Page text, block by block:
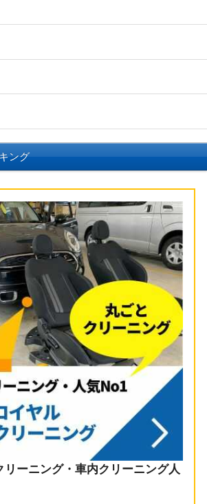
ング
リーニング・車内クリーニング人